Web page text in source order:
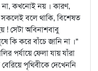
না, কখনোই নয় । কারণ,
বলে থাকি, বিশেষত
! সেটা অবিনাশবাবু
কি করে বাঁচে জানি না ।"
পর্যায়ে ফেলা যায় যাঁরা
পৃথিবীকে দেখেননি